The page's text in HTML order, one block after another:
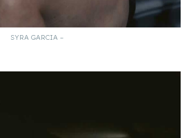
SYRA GARCIA –